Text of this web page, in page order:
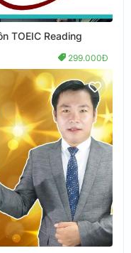
TOEIC Reading
299.000Đ